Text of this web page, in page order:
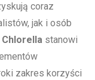
coraz
jak i osób
Chlorella stanowi
zakres korzyści